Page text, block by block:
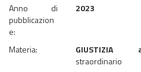
Anno di
pubblicazion
e:
2023
Materia: GIUSTIZIA
straordinario